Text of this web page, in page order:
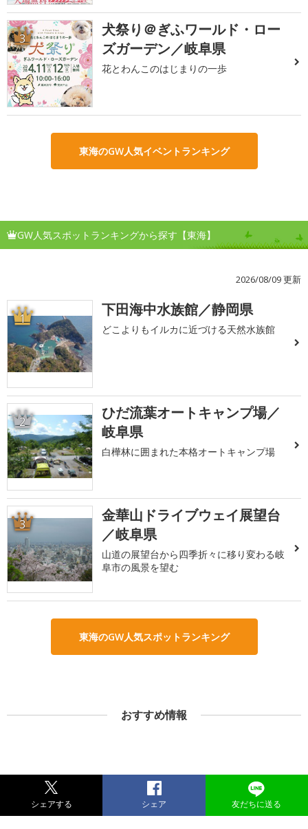
3
犬祭り＠ぎふワールド・ロー
ズガーデン／岐阜県
花とわんこのはじまりの一歩
東海のGW人気イベントランキング
GW人気スポットランキングから探す【東海】
2026/08/09 更新
1 下田海中水族館／静岡県
どこよりもイルカに近づける天然水族館
2
ひだ流葉オートキャンプ場／
岐阜県
白樺林に囲まれた本格オートキャンプ場
3
金華山ドライブウェイ展望台
／岐阜県
山道の展望台から四季折々に移り変わる岐
阜市の風景を望む
東海のGW人気スポットランキング
おすすめ情報
シェアする シェア 友だちに送る